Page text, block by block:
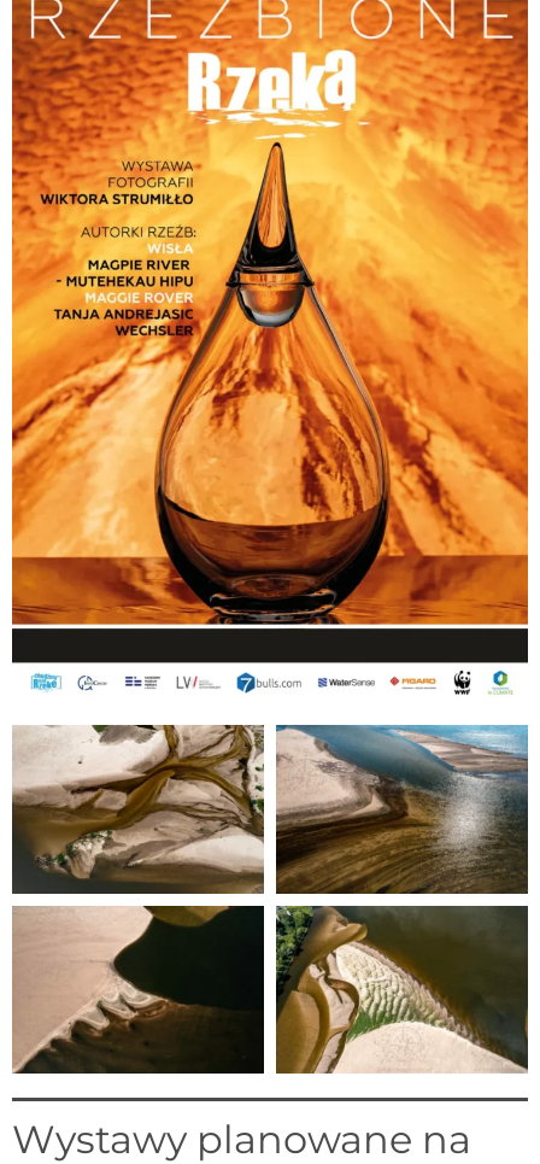
Wystawy planowane na